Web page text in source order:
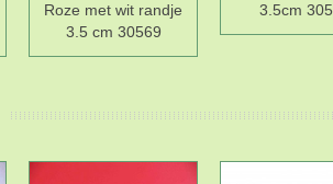
Roze met wit randje
3.5 cm 30569
3.5cm